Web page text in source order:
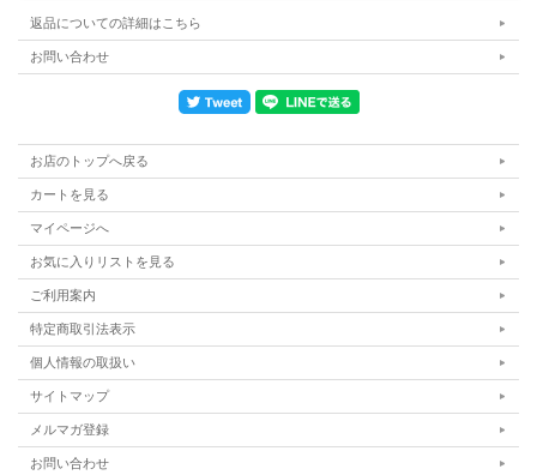
返品についての詳細はこちら
お問い合わせ
お店のトップへ戻る
カートを見る
マイページへ
お気に入りリストを見る
ご利用案内
特定商取引法表示
個人情報の取扱い
サイトマップ
メルマガ登録
お問い合わせ